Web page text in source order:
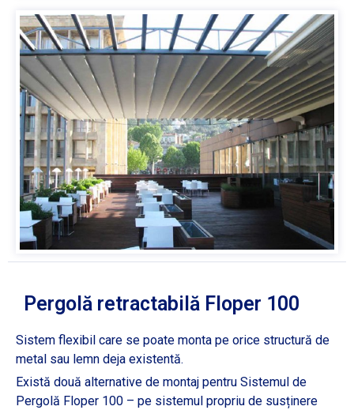
Pergolă retractabilă Floper 100
Sistem flexibil care se poate monta pe orice structură de
metal sau lemn deja existentă.
Există două alternative de montaj pentru Sistemul de
Pergolă Floper 100 – pe sistemul propriu de susținere